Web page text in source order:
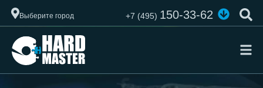
Выберите город +7 (495)150-33-62